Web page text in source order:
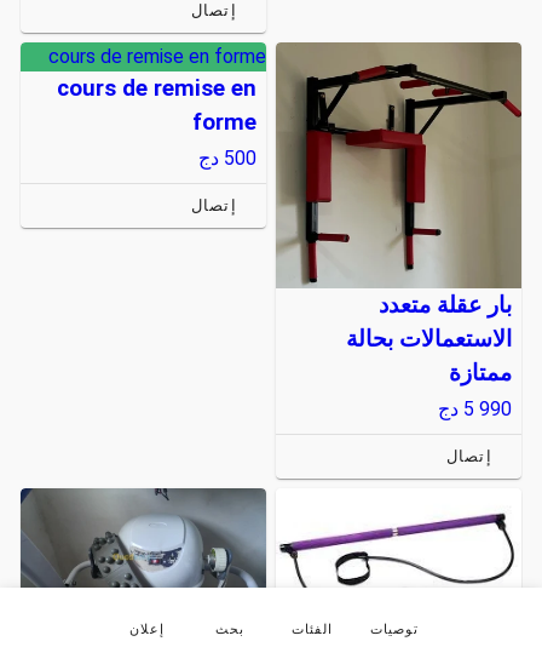
إتصال
بار عقلة متعدد
الاستعمالات بحالة
ممتازة
5 990 دج
إتصال
cours de remise en forme
cours de remise en
forme
500 دج
إتصال
توصيات الفئات بحث إعلان